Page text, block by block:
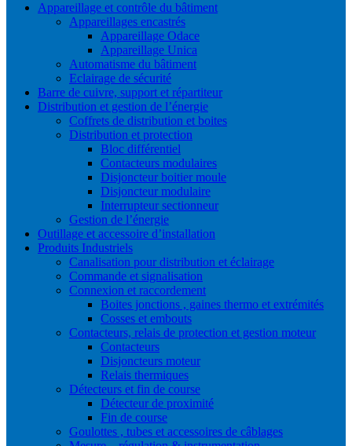
Appareillage et contrôle du bâtiment
Appareillages encastrés
Appareillage Odace
Appareillage Unica
Automatisme du bâtiment
Eclairage de sécurité
Barre de cuivre, support et répartiteur
Distribution et gestion de l’énergie
Coffrets de distribution et boites
Distribution et protection
Bloc différentiel
Contacteurs modulaires
Disjoncteur boitier moule
Disjoncteur modulaire
Interrupteur sectionneur
Gestion de l’énergie
Outillage et accessoire d’installation
Produits Industriels
Canalisation pour distribution et éclairage
Commande et signalisation
Connexion et raccordement
Boites jonctions , gaines thermo et extrémités
Cosses et embouts
Contacteurs, relais de protection et gestion moteur
Contacteurs
Disjoncteurs moteur
Relais thermiques
Détecteurs et fin de course
Détecteur de proximité
Fin de course
Goulottes , tubes et accessoires de câblages